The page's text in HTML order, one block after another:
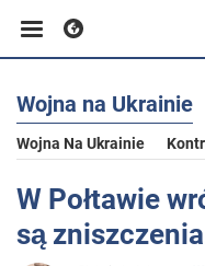
Biznes
Sport
Rozrywka
Wojna na Ukrainie
Wojna Na Ukrainie
W Połtawie
są